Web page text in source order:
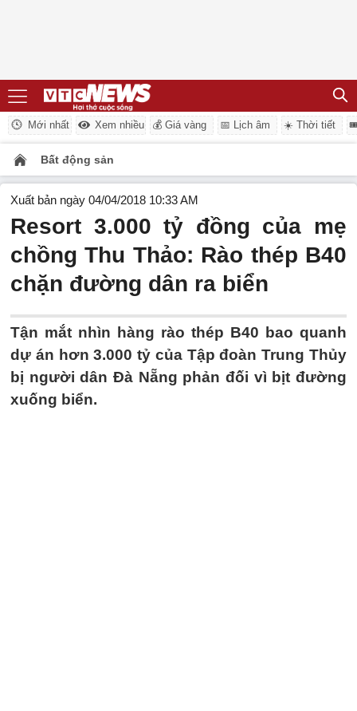
Mới nhất Xem nhiều 💰 Giá vàng 📅 Lịch âm ☀️ Thời tiết
Bất động sản
Xuất bản ngày 04/04/2018 10:33 AM
Resort 3.000 tỷ đồng của mẹ
chồng Thu Thảo: Rào thép B40
chặn đường dân ra biển
Tận mắt nhìn hàng rào thép B40 bao quanh
dự án hơn 3.000 tỷ của Tập đoàn Trung Thủy
bị người dân Đà Nẵng phản đối vì bịt đường
xuống biển.